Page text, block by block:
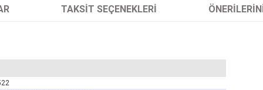
TAKSIT SEÇENEKLERI